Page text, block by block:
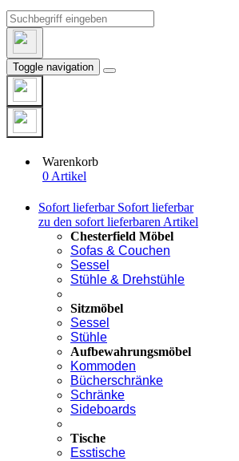
Toggle navigation
Warenkorb
0 Artikel
Sofort lieferbar Sofort lieferbar
zu den sofort lieferbaren Artikel
Chesterfield Möbel
Sofas & Couchen
Sessel
Stühle & Drehstühle
Sitzmöbel
Sessel
Stühle
Aufbewahrungsmöbel
Kommoden
Bücherschränke
Schränke
Sideboards
Tische
Esstische